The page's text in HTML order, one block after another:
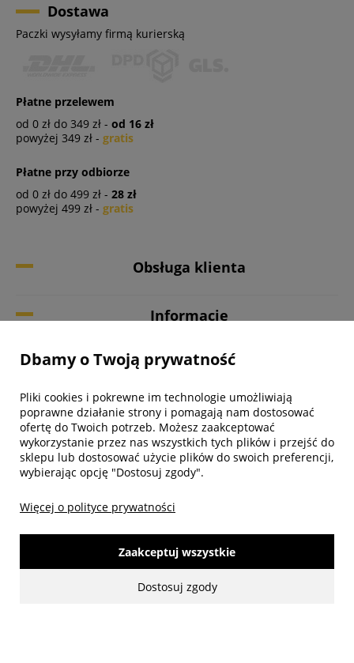
Dostawa
Paczki wysyłamy firmą kurierską
Płatne przelewem
od 0 zł do 349 zł - od 16 zł
powyżej 349 zł - gratis
Płatne przy odbiorze
od 0 zł do 499 zł - 28 zł
powyżej 499 zł - gratis
Obsługa klienta
Informacje
Twoje konto
Biuro obsługi klienta
Dbamy o Twoją prywatność
Pliki cookies i pokrewne im technologie umożliwiają
poprawne działanie strony i pomagają nam dostosować
ofertę do Twoich potrzeb. Możesz zaakceptować
wykorzystanie przez nas wszystkich tych plików i przejść do
sklepu lub dostosować użycie plików do swoich preferencji,
wybierając opcję "Dostosuj zgody".
Więcej o polityce prywatności
Dostosuj zgody
Zaakceptuj wszystkie